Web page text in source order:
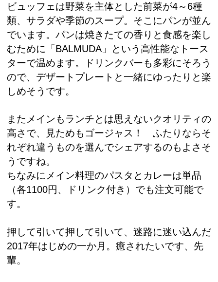
ビュッフェは野菜を主体とした前菜が4～6種
類、サラダや季節のスープ。そこにパンが並ん
でいます。パンは焼きたての香りと食感を楽し
むために「BALMUDA」という高性能なトース
ターで温めます。ドリンクバーも多彩にそろう
ので、デザートプレートと一緒にゆったりと楽
しめそうです。
またメインもランチとは思えないクオリティの
高さで、見ためもゴージャス！ ふたりならそ
れぞれ違うものを選んでシェアするのもよさそ
うですね。
ちなみにメイン料理のパスタとカレーは単品
（各1100円、ドリンク付き）でも注文可能で
す。
押して引いて押して引いて、迷路に迷い込んだ
2017年はじめの一か月。癒されたいです、先
輩。